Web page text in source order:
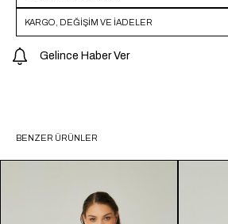
KARGO, DEĞİŞİM VE İADELER
Gelince Haber Ver
BENZER ÜRÜNLER